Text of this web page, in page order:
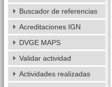
Buscador de referencias
Acreditaciones IGN
DVGE MAPS
Validar actividad
Actividades realizadas